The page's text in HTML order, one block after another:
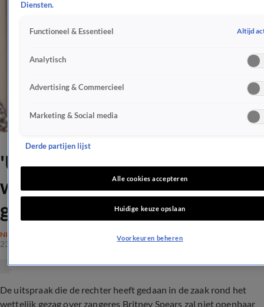
'Uitspraak zaak-Britney
wordt niet openbaar
gemaakt'
NIEUWS
23 juli 2020, 08:36
De uitspraak die de rechter heeft gedaan in de zaak rond het
wettelijk gezag over zangeres Britney Spears zal niet openbaar
Diensten.
Functioneel & Essentieel Altijd
Analytisch
Advertising & Commercieel
Marketing & Social media
Derde partijen lijst
Alle cookies accepteren
Huidige keuze opslaan
Voorkeuren beheren